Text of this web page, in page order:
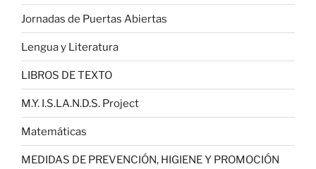
Jornadas de Puertas Abiertas
Lengua y Literatura
LIBROS DE TEXTO
M.Y. I.S.LA.N.D.S. Project
Matemáticas
MEDIDAS DE PREVENCIÓN, HIGIENE Y PROMOCIÓN